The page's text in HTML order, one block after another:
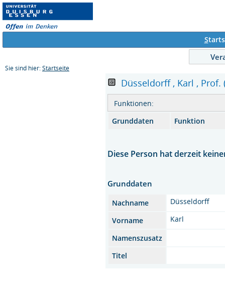
S
Sie sind hier: Startseite
Düsseldorff , Karl , Prof.
Funktionen:
Grunddaten
Funktion
Diese Person hat derzeit
Grunddaten
Nachname
Düsseldorff
Vorname
Karl
Namenszusatz
Titel